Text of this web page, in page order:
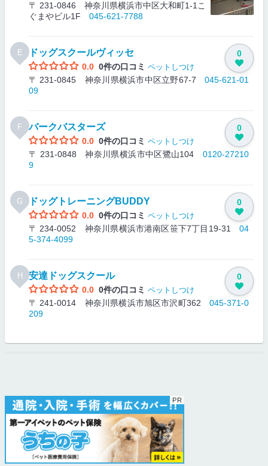
〒 231-0846 神奈川県横浜市中区大和町1-1こ
ぐまやビル1F 045-621-7788
E ドッグスクールヴィッセ
0.0 0件の口コミ ペットしつけ
〒 231-0845 神奈川県横浜市中区立野67-7 045-621-01
09
0
F バークバスターズ
0.0 0件の口コミ ペットしつけ
〒 231-0848 神奈川県横浜市中区鷺山104 0120-27210
9
0
G ドッグトレーニングBUDDY
0.0 0件の口コミ ペットしつけ
〒 234-0052 神奈川県横浜市港南区笹下7丁目19-31 04
5-374-4099
0
H 安達ドッグスクール
0.0 0件の口コミ ペットしつけ
〒 241-0014 神奈川県横浜市旭区市沢町362 045-371-0
209
0